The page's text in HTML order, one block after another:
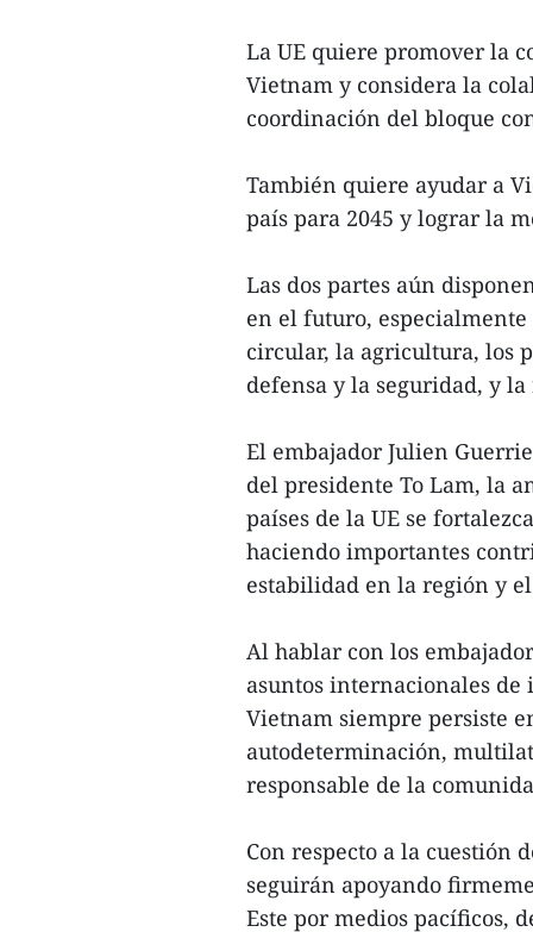
La UE quiere promover la
Vietnam y considera la
coordinación del bloque
También quiere ayudar a
país para 2045 y lograr la
Las dos partes aún
en el futuro,
circular, la agricultura, los
defensa y la seguridad, y
El embajador Julien
del presidente To Lam, la
países de la UE se
haciendo importantes
estabilidad en la región y
Al hablar con los
asuntos internacionales de
Vietnam siempre persiste
autodeterminación,
responsable de la
Con respecto a la cuestión
seguirán apoyando
Este por medios pacíficos,